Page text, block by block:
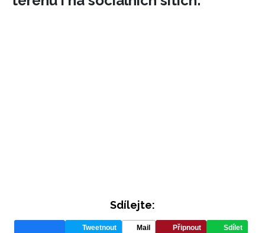
Sdílejte:
Tweetnout Mail Připnout Sdílet